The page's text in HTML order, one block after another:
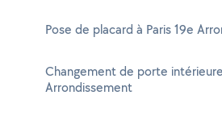
Pose de placard à Paris 19e
Changement de porte
Arrondissement